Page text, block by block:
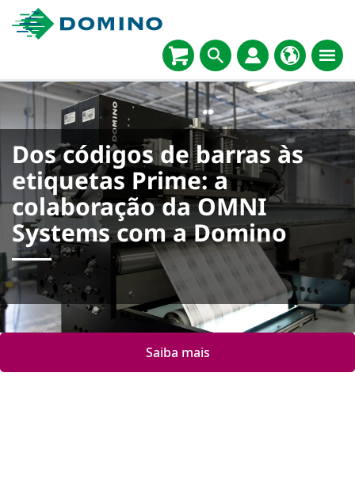
Dos códigos de barras às
etiquetas Prime: a
colaboração da OMNI
Systems com a Domino
Saiba mais